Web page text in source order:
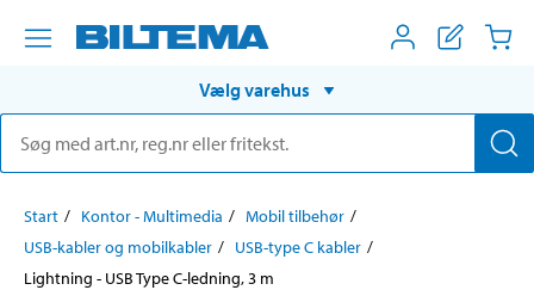
Vælg varehus
Start Kontor - Multimedia
Mobil tilbehør
USB-kabler og mobilkabler
USB-type C kabler
Lightning - USB Type C-ledning, 3 m